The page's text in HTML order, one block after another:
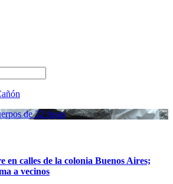
de 32 fosas
en calles de la colonia Buenos Aires;
a vecinos